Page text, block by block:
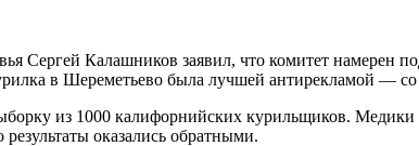
Сергей Калашников заявил, что комитет намерен
в Шереметьево была лучшей антирекламой —
из 1000 калифорнийских курильщиков. Медики
оказались обратными.